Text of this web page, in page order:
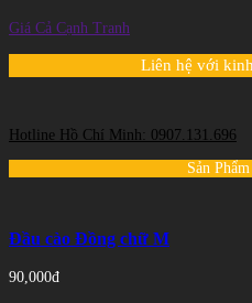
Giá Cả Cạnh Tranh
Liên hệ với
Hotline Hồ Chí Minh: 0907.131.696
Sản
Đầu cào Đồng chữ M
90,000đ